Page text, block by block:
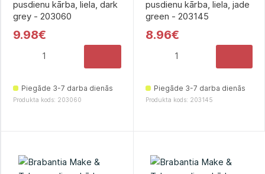
pusdienu kārba, liela, dark
grey - 203060
9.98€
Piegāde 3-7 darba dienās
Produkta kods: 203060
pusdienu kārba, liela, jade
green - 203145
8.96€
Piegāde 3-7 darba dienās
Produkta kods: 203145